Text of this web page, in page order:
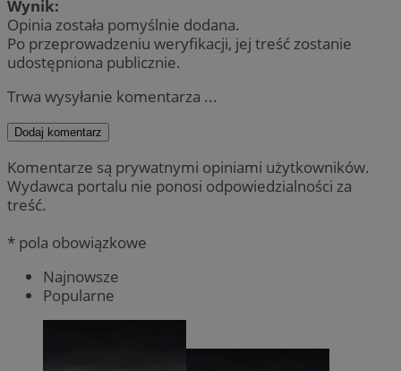
Wynik:
Opinia została pomyślnie dodana.
Po przeprowadzeniu weryfikacji, jej treść zostanie
udostępniona publicznie.
Trwa wysyłanie komentarza ...
Dodaj komentarz
Komentarze są prywatnymi opiniami użytkowników.
Wydawca portalu nie ponosi odpowiedzialności za
treść.
* pola obowiązkowe
Najnowsze
Popularne